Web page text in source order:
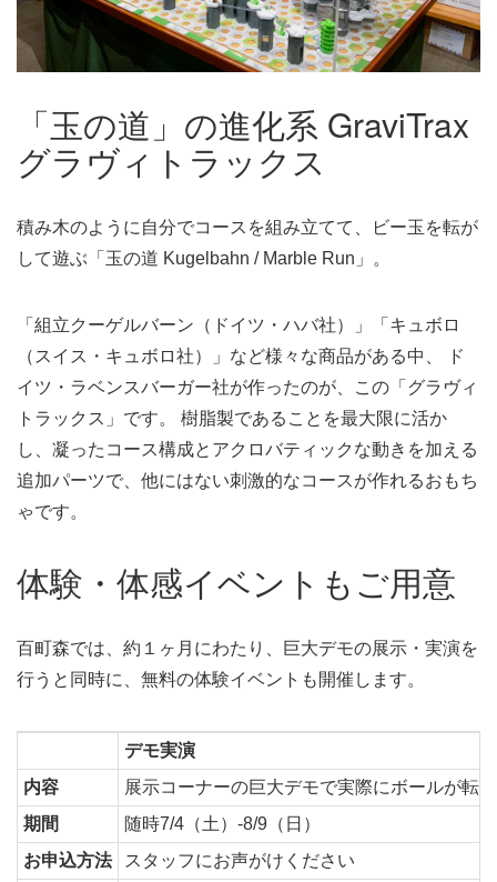
「玉の道」の進化系 GraviTrax
グラヴィトラックス
積み木のように自分でコースを組み立てて、ビー玉を転が
して遊ぶ「玉の道 Kugelbahn / Marble Run」。
「組立クーゲルバーン（ドイツ・ハバ社）」「キュボロ
（スイス・キュボロ社）」など様々な商品がある中、 ド
イツ・ラベンスバーガー社が作ったのが、この「グラヴィ
トラックス」です。 樹脂製であることを最大限に活か
し、凝ったコース構成とアクロバティックな動きを加える
追加パーツで、他にはない刺激的なコースが作れるおもち
ゃです。
体験・体感イベントもご用意
百町森では、約１ヶ月にわたり、巨大デモの展示・実演を
行うと同時に、無料の体験イベントも開催します。
デモ実演
内容
展示コーナーの巨大デモで実際にボールが転
期間
随時7/4（土）-8/9（日）
お申込方法
スタッフにお声がけください